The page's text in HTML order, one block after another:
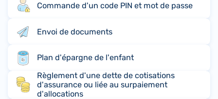
Commande d'un code PIN et mot de passe
Envoi de documents
Plan d'épargne de l'enfant
Règlement d'une dette de cotisations
d'assurance ou liée au surpaiement
d'allocations